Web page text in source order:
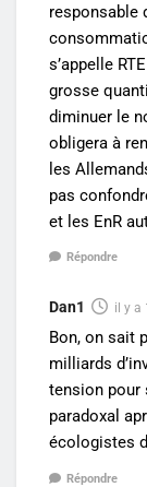
responsable
s’appelle
grosse
diminuer le
obligera à
les
pas
et les EnR
Répondre
Dan1 il y a
Bon, on sait
milliards
tension pour
paradoxal
écologistes
Répondre